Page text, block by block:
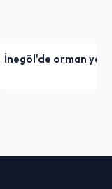
İnegöl'de orman